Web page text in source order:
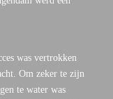
was vertrokken
Om zeker te zijn
te water was